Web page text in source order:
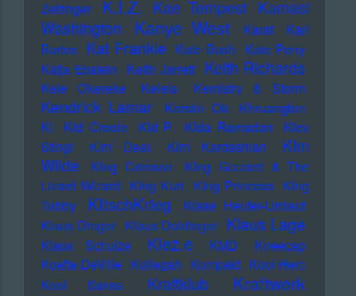
Zeltinger
K.I.Z. Kae Tempest Kamasi
Washington
Kanye West Karat
Karl
Bartos Kat Frankie Kate Bush Kate Perry
Katja Ebstein Keith Jarrett Keith Richards
Kele Okereke Kelela Kemistry & Storm
Kendrick Lamar Kerstin Ott
Khruangbin
KI
KId Creole KId P. KIda Ramadan
KIev
Stingl
KIm Deal KIm Kardashian
KIm
Wilde
KIng Crimson
KIng Gizzard & The
Lizard Wizard KIng Kurt KIng Princess KIng
Tubby
KItschKrieg
Klaas Heufer-Umlauf
Klaus Dinger Klaus Doldinger Klaus Lage
Klaus Schulze Klez.e KMD
Kneecap
Koefte DeVille Kollegah Kompakt Kool Herc
Kool Savas
Kraftklub Kraftwerk